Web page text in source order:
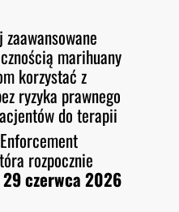
marihuany
korzystać z
ryzyka prawnego
do terapii
rozpocznie
29 czerwca 2026